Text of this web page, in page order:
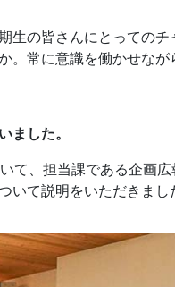
生の皆さんにとってのチ
。常に意識を働かせな
ました。
て、担当課である企画
て説明をいただきまし